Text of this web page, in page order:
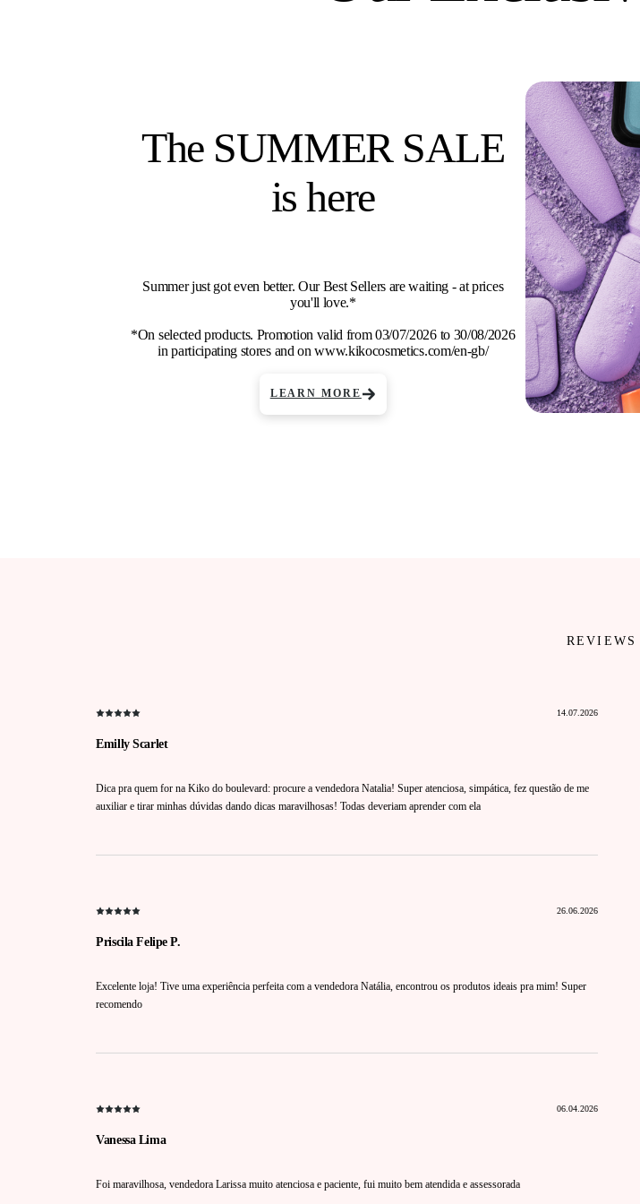
The SUMMER SALE
is here
Summer just got even better. Our Best Sellers are waiting - at prices
you'll love.*
*On selected products. Promotion valid from 03/07/2026 to 30/08/2026
in participating stores and on www.kikocosmetics.com/en-gb/
LEARN MORE
REVIEWS
14.07.2026
Emilly Scarlet
Dica pra quem for na Kiko do boulevard: procure a vendedora Natalia! Super atenciosa, simpática, fez questão de me
auxiliar e tirar minhas dúvidas dando dicas maravilhosas! Todas deveriam aprender com ela
26.06.2026
Priscila Felipe P.
Excelente loja! Tive uma experiência perfeita com a vendedora Natália, encontrou os produtos ideais pra mim! Super
recomendo
06.04.2026
Vanessa Lima
Foi maravilhosa, vendedora Larissa muito atenciosa e paciente, fui muito bem atendida e assessorada